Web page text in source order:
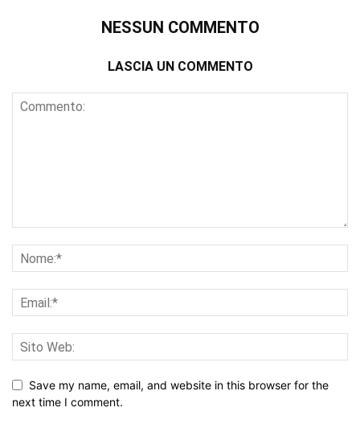
NESSUN COMMENTO
LASCIA UN COMMENTO
Save my name, email, and website in this browser for the
next time I comment.